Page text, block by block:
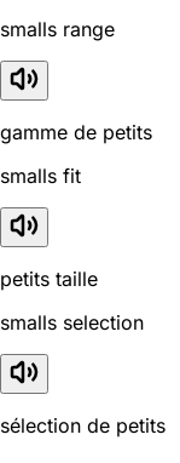
smalls range
gamme de petits
smalls fit
petits taille
smalls selection
sélection de petits